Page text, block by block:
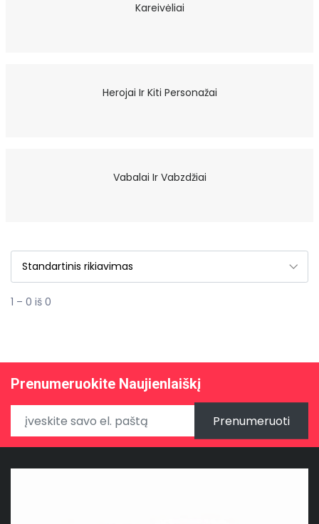
Kareivėliai
Herojai Ir Kiti Personažai
Vabalai Ir Vabzdžiai
1 – 0 iš 0
Prenumeruokite Naujienlaiškį
Prenumeruoti